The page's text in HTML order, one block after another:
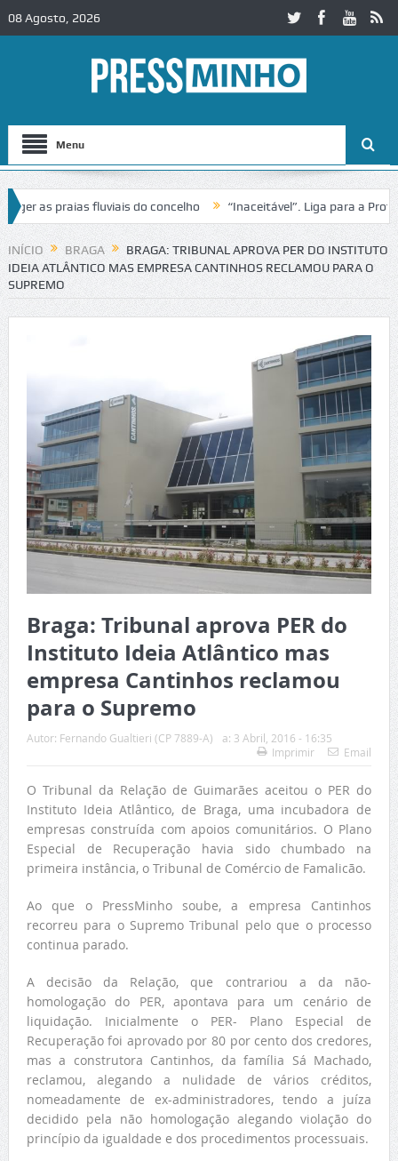
08 Agosto, 2026
Menu
as praias fluviais do concelho “Inaceitável”. Liga para a
de trânsito no IC2 em Alcobaça Igreja do Castelo de
INÍCIO BRAGA
BRAGA: TRIBUNAL APROVA PER DO INSTITUTO
IDEIA ATLÂNTICO MAS EMPRESA CANTINHOS RECLAMOU PARA O
SUPREMO
Braga: Tribunal aprova PER do
Instituto Ideia Atlântico mas
empresa Cantinhos reclamou
para o Supremo
Autor: Fernando Gualtieri (CP 7889-A) a: 3 Abril, 2016 - 16:35
Imprimir
Email
O Tribunal da Relação de Guimarães aceitou o PER do
Instituto Ideia Atlântico, de Braga, uma incubadora de
empresas construída com apoios comunitários. O Plano
Especial de Recuperação havia sido chumbado na
primeira instância, o Tribunal de Comércio de Famalicão.
Ao que o PressMinho soube, a empresa Cantinhos
recorreu para o Supremo Tribunal pelo que o processo
continua parado.
A decisão da Relação, que contrariou a da não-
homologação do PER, apontava para um cenário de
liquidação. Inicialmente o PER- Plano Especial de
Recuperação foi aprovado por 80 por cento dos credores,
mas a construtora Cantinhos, da família Sá Machado,
reclamou, alegando a nulidade de vários créditos,
nomeadamente de ex-administradores, tendo a juíza
decidido pela não homologação alegando violação do
princípio da igualdade e dos procedimentos processuais.